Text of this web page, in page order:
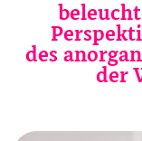
des
der